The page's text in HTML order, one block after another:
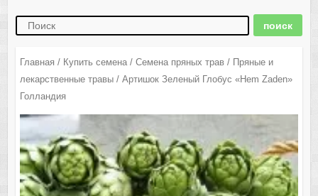
Главная / Купить семена/ Семена пряных трав/ Пряные и
лекарственные травы/ Артишок Зеленый Глобус «Hem Zaden»
Голландия